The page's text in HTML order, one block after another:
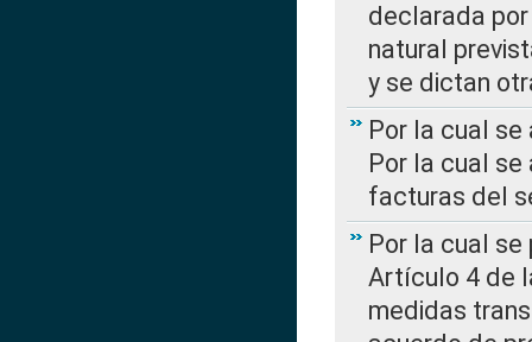
declarada
natural
y se dictan
Por la cual se
Por la cual
facturas del
Por la cual
Artículo 4 de
medidas